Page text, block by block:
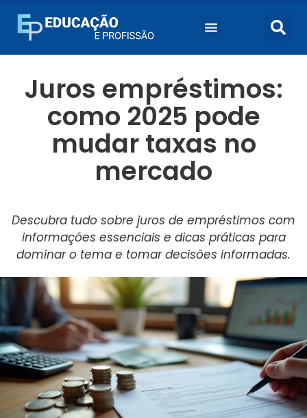
Juros empréstimos:
como 2025 pode
mudar taxas no
mercado
Descubra tudo sobre juros de empréstimos com
informações essenciais e dicas práticas para
dominar o tema e tomar decisões informadas.